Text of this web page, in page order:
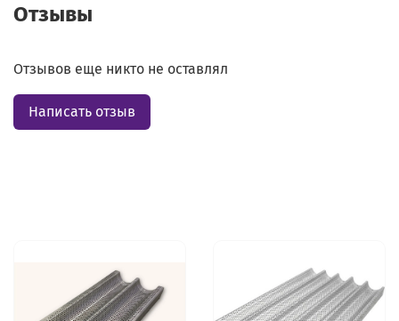
Отзывы
Отзывов еще никто не оставлял
Написать отзыв